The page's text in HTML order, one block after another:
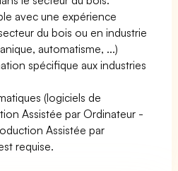
avec une expérience
du bois ou en industrie
automatisme, ...)
spécifique aux industries
(logiciels de
Assistée par Ordinateur -
Assistée par
requise.